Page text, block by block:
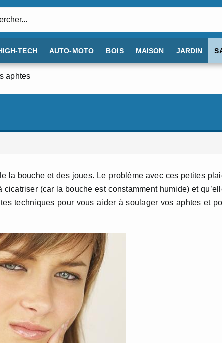
TECH AUTO-MOTO BOIS MAISON JARDIN
aphtes
la bouche et des joues. Le problème avec ces petites
cicatriser (car la bouche est constamment humide) et
techniques pour vous aider à soulager vos aphtes et